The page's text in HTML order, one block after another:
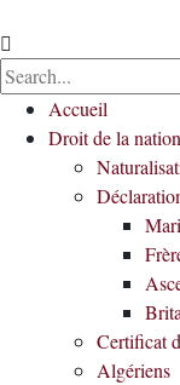
Accueil
Droit de la
Certificat
Algériens